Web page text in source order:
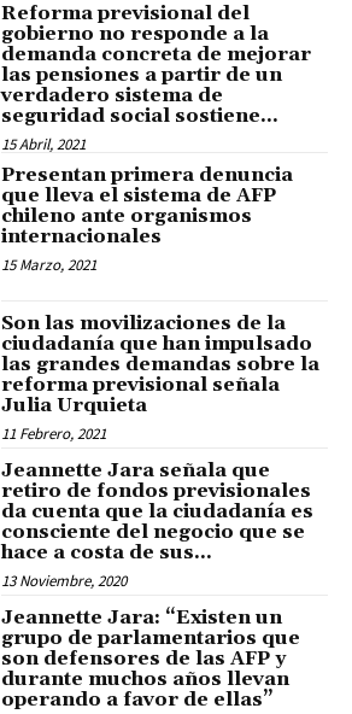
Reforma previsional del
gobierno no responde a la
demanda concreta de mejorar
las pensiones a partir de un
verdadero sistema de
seguridad social sostiene...
15 Abril, 2021
Presentan primera denuncia
que lleva el sistema de AFP
chileno ante organismos
internacionales
15 Marzo, 2021
Son las movilizaciones de la
ciudadanía que han impulsado
las grandes demandas sobre la
reforma previsional señala
Julia Urquieta
11 Febrero, 2021
Jeannette Jara señala que
retiro de fondos previsionales
da cuenta que la ciudadanía es
consciente del negocio que se
hace a costa de sus...
13 Noviembre, 2020
Jeannette Jara: “Existen un
grupo de parlamentarios que
son defensores de las AFP y
durante muchos años llevan
operando a favor de ellas”